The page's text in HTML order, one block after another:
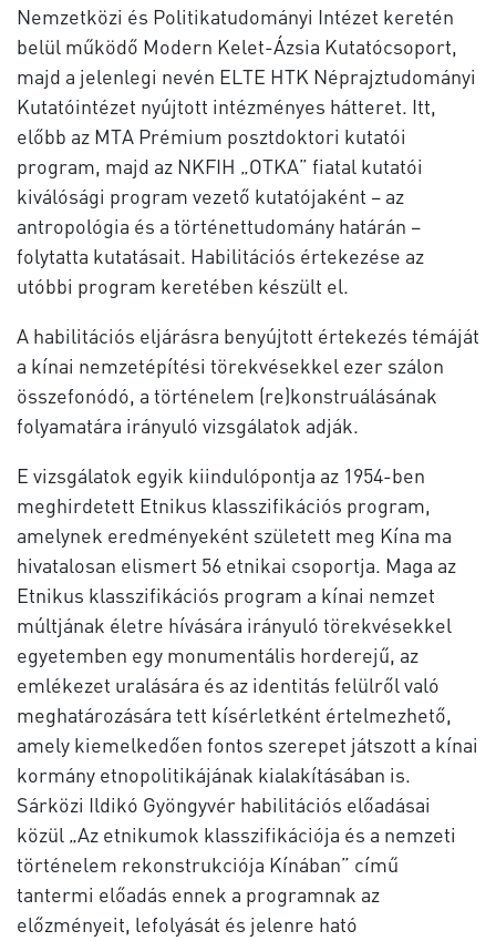
Nemzetközi és Politikatudományi Intézet keretén
belül működő Modern Kelet-Ázsia Kutatócsoport,
majd a jelenlegi nevén ELTE HTK Néprajztudományi
Kutatóintézet nyújtott intézményes hátteret. Itt,
előbb az MTA Prémium posztdoktori kutatói
program, majd az NKFIH „OTKA” fiatal kutatói
kiválósági program vezető kutatójaként – az
antropológia és a történettudomány határán –
folytatta kutatásait. Habilitációs értekezése az
utóbbi program keretében készült el.
A habilitációs eljárásra benyújtott értekezés témáját
a kínai nemzetépítési törekvésekkel ezer szálon
összefonódó, a történelem (re)konstruálásának
folyamatára irányuló vizsgálatok adják.
E vizsgálatok egyik kiindulópontja az 1954-ben
meghirdetett Etnikus klasszifikációs program,
amelynek eredményeként született meg Kína ma
hivatalosan elismert 56 etnikai csoportja. Maga az
Etnikus klasszifikációs program a kínai nemzet
múltjának életre hívására irányuló törekvésekkel
egyetemben egy monumentális horderejű, az
emlékezet uralására és az identitás felülről való
meghatározására tett kísérletként értelmezhető,
amely kiemelkedően fontos szerepet játszott a kínai
kormány etnopolitikájának kialakításában is.
Sárközi Ildikó Gyöngyvér habilitációs előadásai
közül „Az etnikumok klasszifikációja és a nemzeti
történelem rekonstrukciója Kínában” című
tantermi előadás ennek a programnak az
előzményeit, lefolyását és jelenre ható